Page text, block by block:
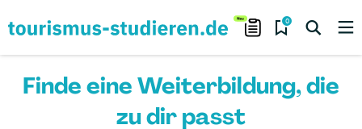
0
Finde eine Weiterbildung, die
zu dir passt